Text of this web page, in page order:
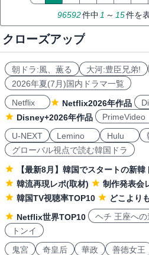
96592件中 1 ～ 15件を
クローズアップ
朝ドラ:風、薫る 大河:豊臣兄弟!
2026年夏(7月)国内ドラマ一覧
Netflix
Netflix2026年作品
Disney+2026年作品
PrimeVideo
U-NEXT
Lemino Hulu
グローバル視点で読む韓国ドラ
【最新8月】韓国でスタートの新
韓流再現レポ(取材)
制作発表会
韓国TV視聴率TOP10
どこより
Netflix世界TOP10
ヘチ 王座への
トンイ
鬼宮
奇皇后 華政 善徳女王